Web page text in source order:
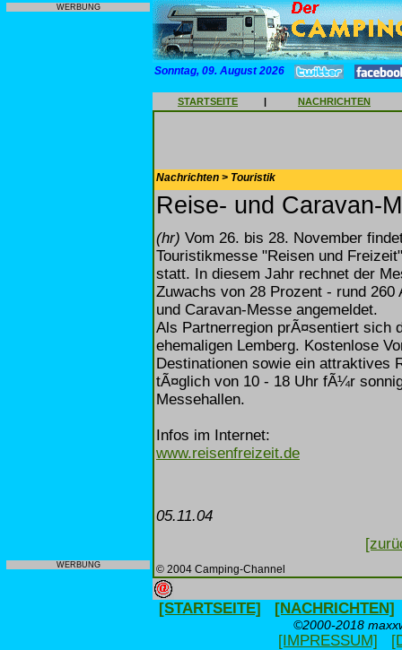
WERBUNG
WERBUNG
Sonntag, 09. August 2026
STARTSEITE | NACHRICHTEN
Nachrichten > Touristik
Reise- und Caravan-
(hr) Vom 26. bis 28. November
Touristikmesse "Reisen und
statt. In diesem Jahr rechnet der
Zuwachs von 28 Prozent - rund
und Caravan-Messe angemeldet.
Als Partnerregion prÃ¤sentiert sich
ehemaligen Lemberg. Kostenlose
Destinationen sowie ein attraktives
tÃ¤glich von 10 - 18 Uhr fÃ¼r
Messehallen.
Infos im Internet:
www.reisenfreizeit.de
05.11.04
© 2004 Camping-Channel
[STARTSEITE] [NACHRICHTEN]
©2000-2018
[IMPRESSUM]